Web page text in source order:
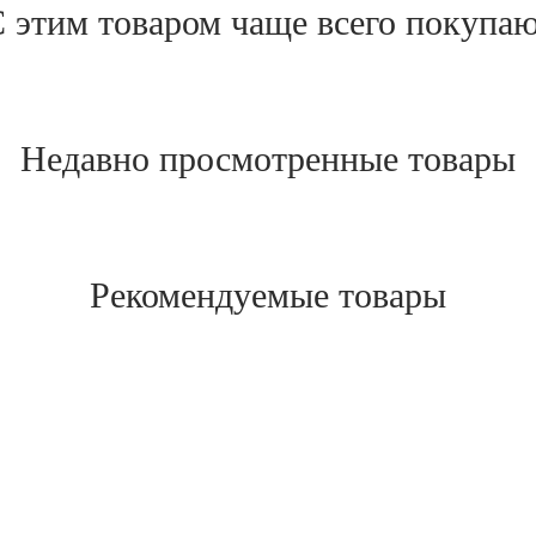
этим товаром чаще всего
Недавно просмотренные товары
Рекомендуемые товары